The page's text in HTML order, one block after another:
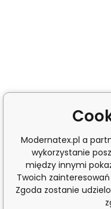
Modernatex.pl a
wykorzystanie
między innymi
Twoich
Zgoda zostanie